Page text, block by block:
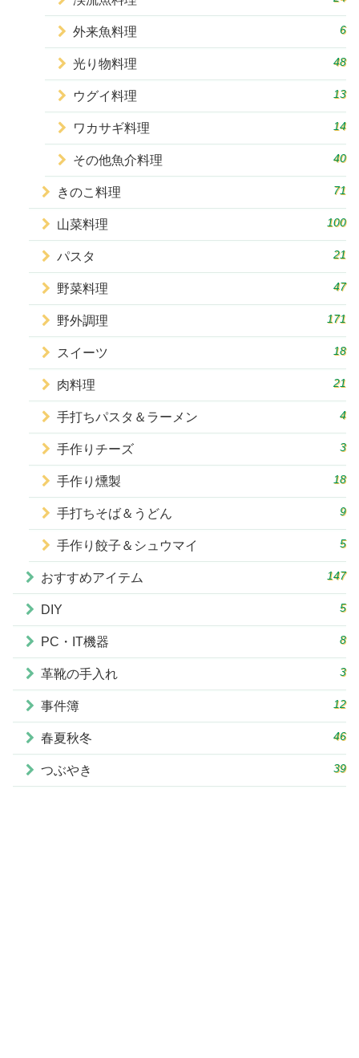
外来魚料理 6
光り物料理 48
ウグイ料理 13
ワカサギ料理 14
その他魚介料理 40
きのこ料理 71
山菜料理 100
パスタ 21
野菜料理 47
野外調理 171
スイーツ 18
肉料理 21
手打ちパスタ＆ラーメン 4
手作りチーズ 3
手作り燻製 18
手打ちそば＆うどん 9
手作り餃子＆シュウマイ 5
おすすめアイテム 147
DIY 5
PC・IT機器 8
革靴の手入れ 3
事件簿 12
春夏秋冬 46
つぶやき 39